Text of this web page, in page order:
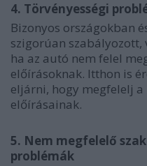
4. Törvényességi
Bizonyos országokban
szigorúan szabályozott,
ha az autó nem felel
előírásoknak. Itthon is
eljárni, hogy megfelelj a
előírásainak.
5. Nem megfelelő
problémák